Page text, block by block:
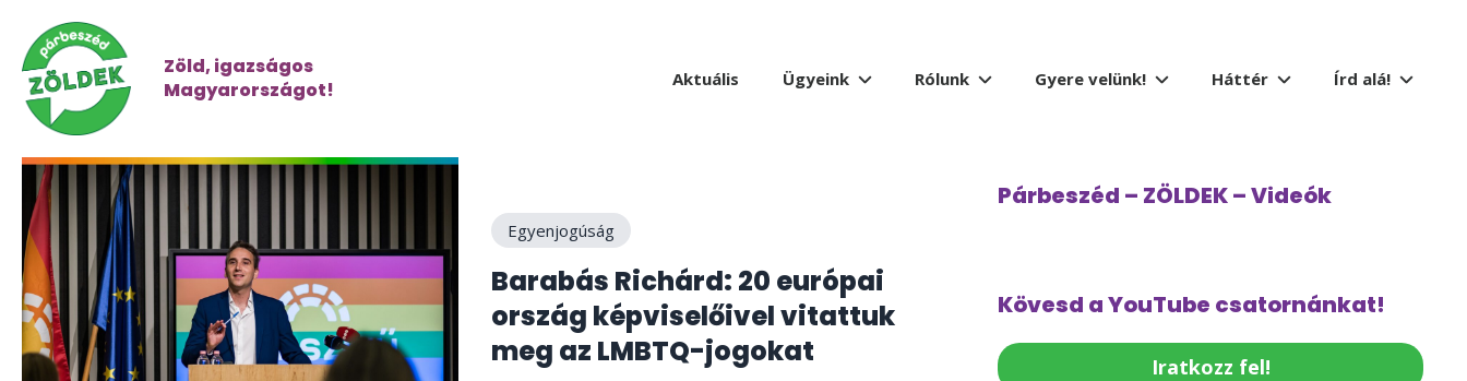
Zöld, igazságos
Magyarországot!
Aktuális Ügyeink Rólunk Gyere velünk! Háttér Írd alá!
Egyenjogúság
Barabás Richárd: 20 európai
ország képviselőivel vitattuk
meg az LMBTQ-jogokat
Párbeszéd – ZÖLDEK – Videók
Kövesd a YouTube csatornánkat!
Iratkozz fel!